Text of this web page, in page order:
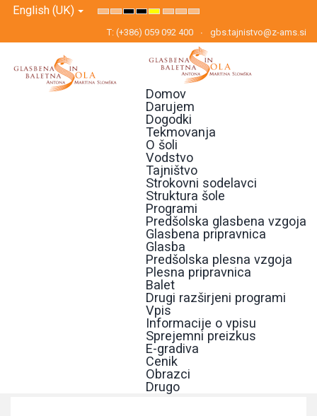
English (UK)
Default
mode
Night
mode
High
Contrast
Black
mode
High
Contrast
Black
mode
High
Contrast
Yellow
mode
Set
Smaller
Font
Set
Default
Font
Set
Larger
Font
T: (+386) 059 092 400 gbs.tajnistvo@z-ams.si
Domov
Darujem
Dogodki
Tekmovanja
O šoli
Vodstvo
Tajništvo
Strokovni sodelavci
Struktura šole
Programi
Predšolska glasbena vzgoja
Glasbena pripravnica
Glasba
Predšolska plesna vzgoja
Plesna pripravnica
Balet
Drugi razširjeni programi
Vpis
Informacije o vpisu
Sprejemni preizkus
E-gradiva
Cenik
Obrazci
Drugo